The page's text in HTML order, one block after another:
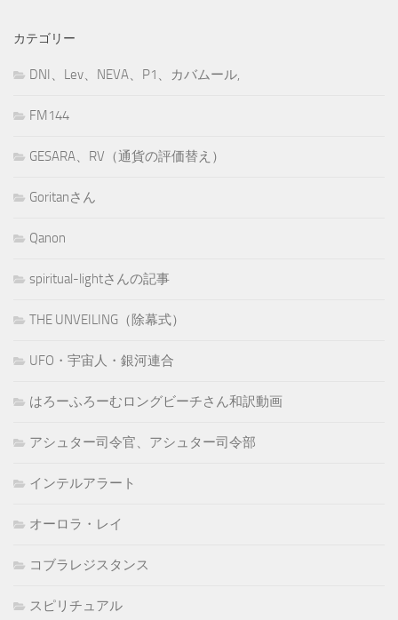
カテゴリー
DNI、Lev、NEVA、P1、カバムール,
FM144
GESARA、RV（通貨の評価替え）
Goritanさん
Qanon
spiritual-lightさんの記事
THE UNVEILING（除幕式）
UFO・宇宙人・銀河連合
はろーふろーむロングビーチさん和訳動画
アシュター司令官、アシュター司令部
インテルアラート
オーロラ・レイ
コブラレジスタンス
スピリチュアル